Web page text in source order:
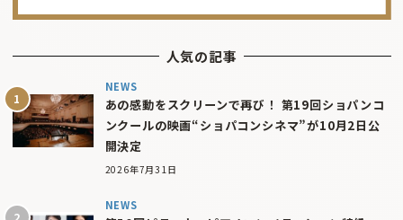
人気の記事
NEWS
あの感動をスクリーンで再び！ 第19回ショパンコ
ンクールの映画“ショパコンシネマ”が10月2日公
開決定
2026年7月31日
NEWS